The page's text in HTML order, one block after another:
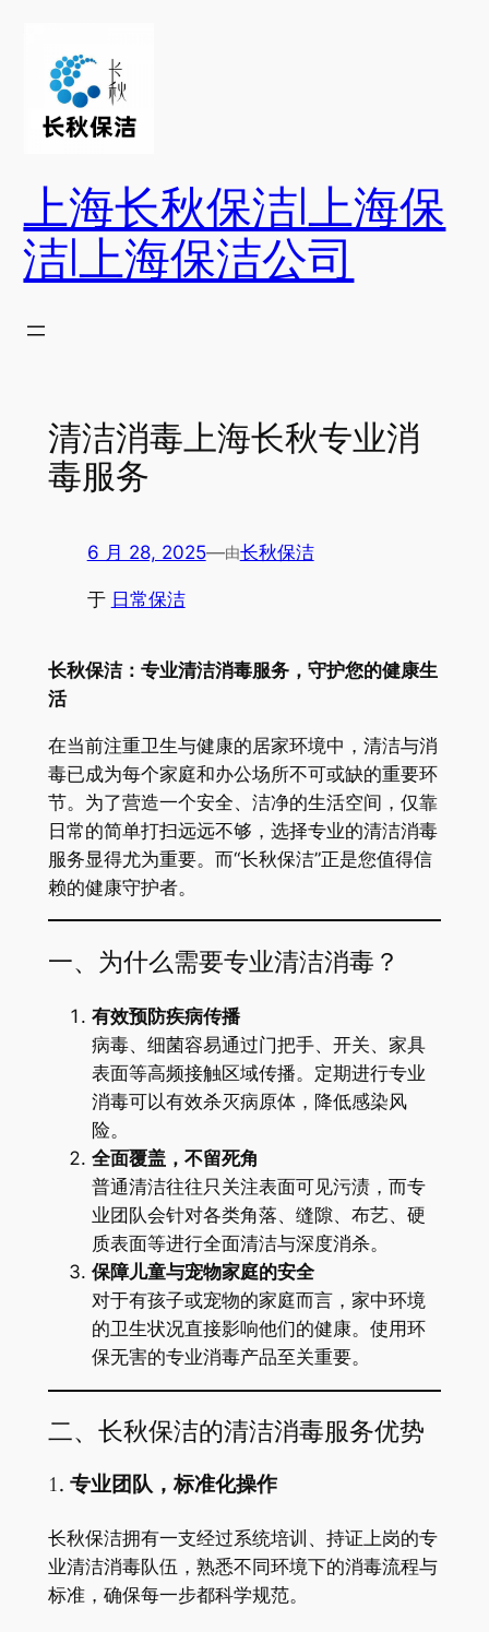
上海长秋保洁|上海保
洁|上海保洁公司
清洁消毒上海长秋专业消
毒服务
6 月 28, 2025—由长秋保洁
于 日常保洁
长秋保洁：专业清洁消毒服务，守护您的健康生
活
在当前注重卫生与健康的居家环境中，清洁与消
毒已成为每个家庭和办公场所不可或缺的重要环
节。为了营造一个安全、洁净的生活空间，仅靠
日常的简单打扫远远不够，选择专业的清洁消毒
服务显得尤为重要。而“长秋保洁”正是您值得信
赖的健康守护者。
一、为什么需要专业清洁消毒？
有效预防疾病传播
病毒、细菌容易通过门把手、开关、家具
表面等高频接触区域传播。定期进行专业
消毒可以有效杀灭病原体，降低感染风
险。
全面覆盖，不留死角
普通清洁往往只关注表面可见污渍，而专
业团队会针对各类角落、缝隙、布艺、硬
质表面等进行全面清洁与深度消杀。
保障儿童与宠物家庭的安全
对于有孩子或宠物的家庭而言，家中环境
的卫生状况直接影响他们的健康。使用环
保无害的专业消毒产品至关重要。
二、长秋保洁的清洁消毒服务优势
1. 专业团队，标准化操作
长秋保洁拥有一支经过系统培训、持证上岗的专
业清洁消毒队伍，熟悉不同环境下的消毒流程与
标准，确保每一步都科学规范。